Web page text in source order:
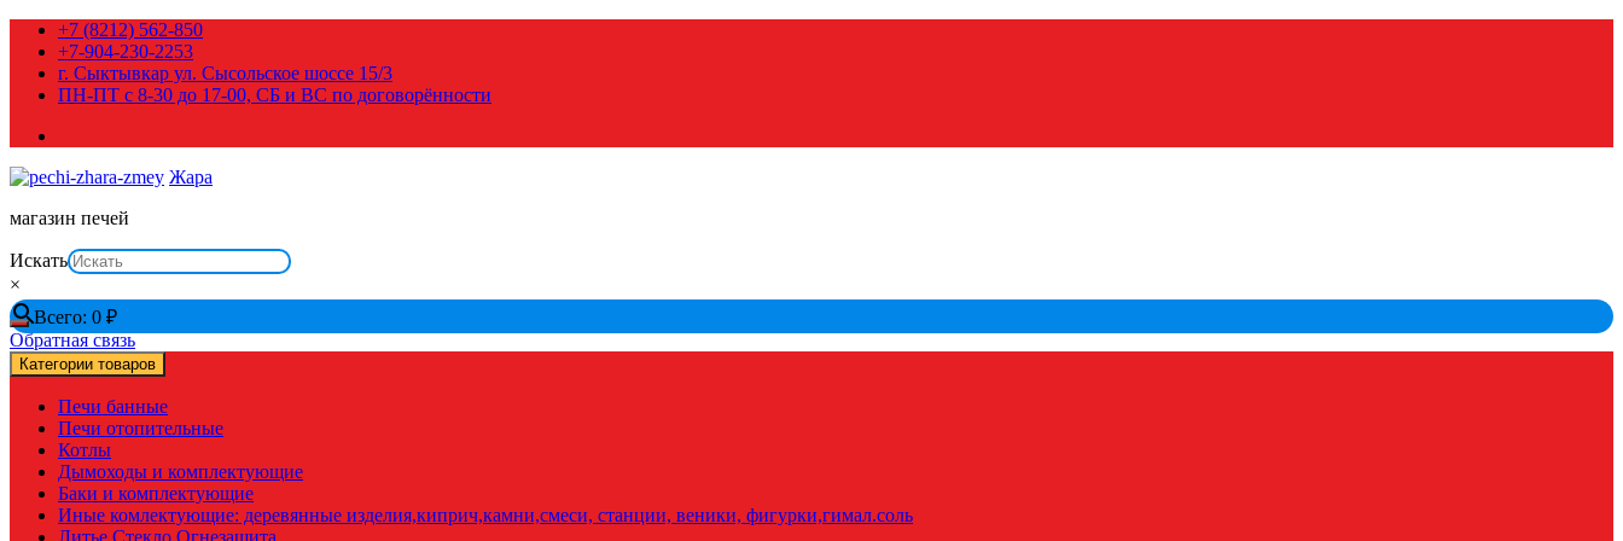
Перейти
содержимому
+7 (8212) 562-850
+7-904-230-2253
г. Сыктывкар ул. Сысольское шоссе 15/3
ПН-ПТ с 8-30 до 17-00, СБ и ВС по договорённости
Жара
магазин печей
Искать
×
Всего: 0 ₽
Обратная связь
Категории товаров
Печи банные
Печи отопительные
Котлы
Дымоходы и комплектующие
Баки и комплектующие
Иные комлектующие: деревянные изделия,киприч,камни,смеси, станции, веники, фигурки,гимал.соль
Литье Стекло Огнезащита